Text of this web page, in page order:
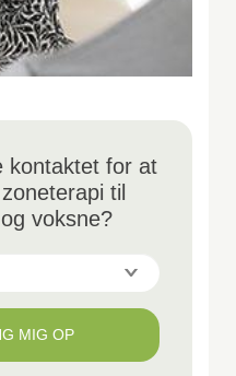
kontaktet for at
til
voksne?
MIG OP